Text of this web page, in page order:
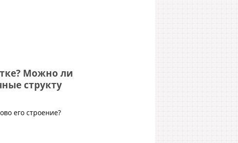
Можно ли
структу
его строение?